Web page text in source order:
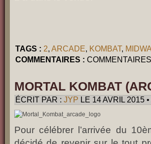
TAGS : 2, ARCADE, KOMBAT,
COMMENTAIRES :
MORTAL KOMBAT
ÉCRIT PAR : JYP LE 14 AVRIL 2015
Pour célébrer l’arrivée du